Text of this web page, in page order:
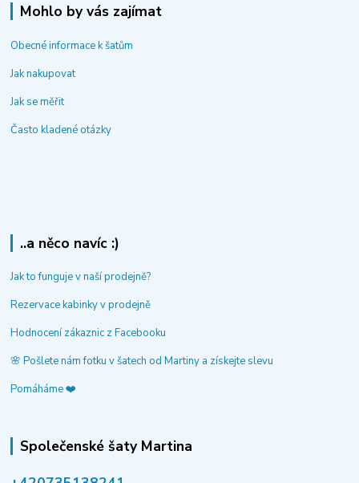
Mohlo by vás zajímat
Obecné informace k šatům
Jak nakupovat
Jak se měřit
Často kladené otázky
..a něco navíc :)
Jak to funguje v naší prodejně?
Rezervace kabinky v prodejně
Hodnocení zákaznic z Facebooku
🌸 Pošlete nám fotku v šatech od Martiny a získejte slevu
Pomáháme ❤️
Společenské šaty Martina